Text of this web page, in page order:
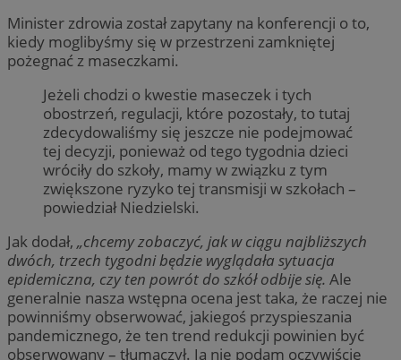
Minister zdrowia został zapytany na konferencji o to,
kiedy moglibyśmy się w przestrzeni zamkniętej
pożegnać z maseczkami.
Jeżeli chodzi o kwestie maseczek i tych
obostrzeń, regulacji, które pozostały, to tutaj
zdecydowaliśmy się jeszcze nie podejmować
tej decyzji, ponieważ od tego tygodnia dzieci
wróciły do szkoły, mamy w związku z tym
zwiększone ryzyko tej transmisji w szkołach –
powiedział Niedzielski.
Jak dodał, „chcemy zobaczyć, jak w ciągu najbliższych
dwóch, trzech tygodni będzie wyglądała sytuacja
epidemiczna, czy ten powrót do szkół odbije się. Ale
generalnie nasza wstępna ocena jest taka, że raczej nie
powinniśmy obserwować, jakiegoś przyspieszania
pandemicznego, że ten trend redukcji powinien być
obserwowany – tłumaczył. Ja nie podam oczywiście